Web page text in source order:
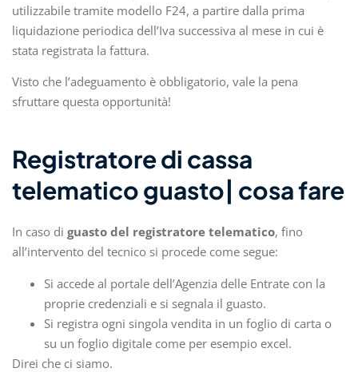
utilizzabile tramite modello F24, a partire dalla prima
liquidazione periodica dell’Iva successiva al mese in cui è
stata registrata la fattura.
Visto che l’adeguamento è obbligatorio, vale la pena
sfruttare questa opportunità!
Registratore di cassa
telematico guasto| cosa fare
In caso di guasto del registratore telematico, fino
all’intervento del tecnico si procede come segue:
Si accede al portale dell’Agenzia delle Entrate con la
proprie credenziali e si segnala il guasto.
Si registra ogni singola vendita in un foglio di carta o
su un foglio digitale come per esempio excel.
Direi che ci siamo.